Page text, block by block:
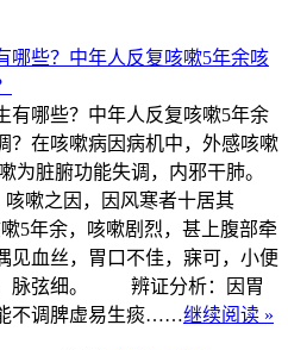
哪些？中年人反复咳嗽5年余
？在咳嗽病因病机中，外感咳嗽
为脏腑功能失调，内邪干肺。
咳嗽之因，因风寒者十居其
5年余，咳嗽剧烈，甚上腹部牵
见血丝，胃口不佳，寐可，小便
，脉弦细。 辨证分析：因胃
不调脾虚易生痰……继续阅读 »